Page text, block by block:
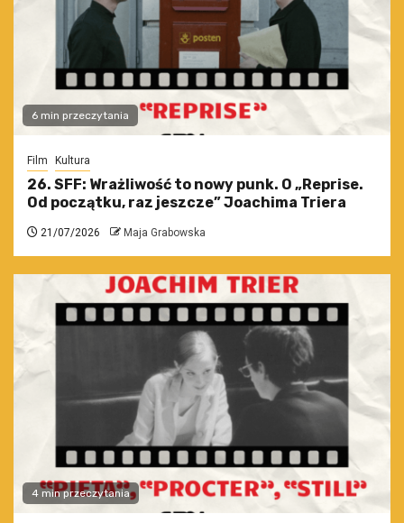
6 min przeczytania
Film Kultura
26. SFF: Wrażliwość to nowy punk. O „Reprise.
Od początku, raz jeszcze” Joachima Triera
21/07/2026 Maja Grabowska
4 min przeczytania